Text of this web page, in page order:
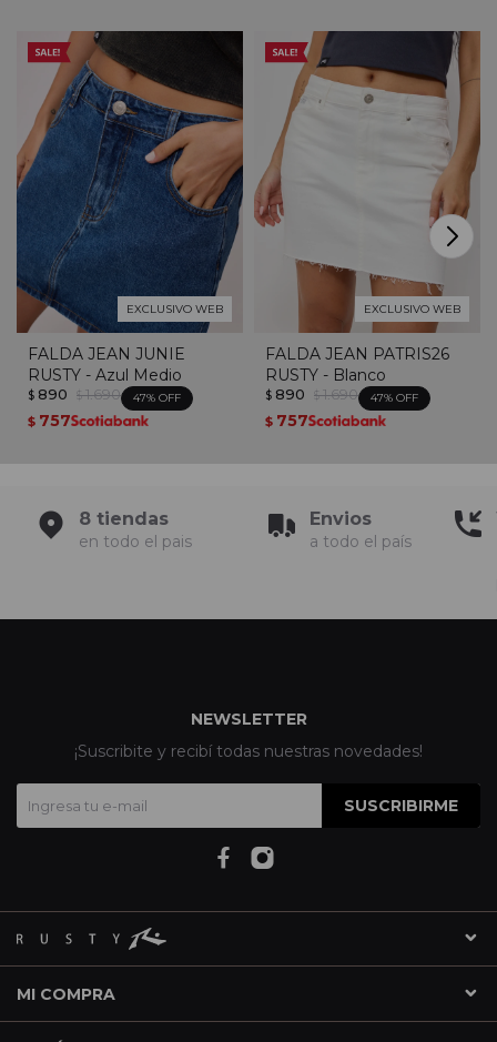
EXCLUSIVO WEB
FALDA JEAN JUNIE
RUSTY - Azul Medio
$ 890 $ 1.690 47
$ 757
EXCLUSIVO WEB
FALDA JEAN PATRIS26
RUSTY - Blanco
$ 890 $ 1.690 47
$ 757
8 tiendas
en todo el pais
Envios
a todo el país
MI COMPRA
NEWSLETTER
¡Suscribite y recibí todas nuestras novedades!
SUSCRIBIRME